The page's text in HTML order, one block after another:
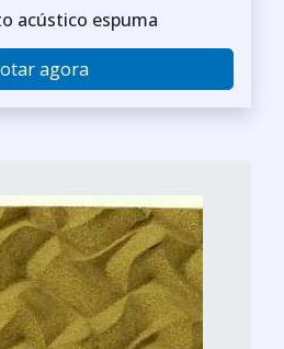
acústico espuma
agora